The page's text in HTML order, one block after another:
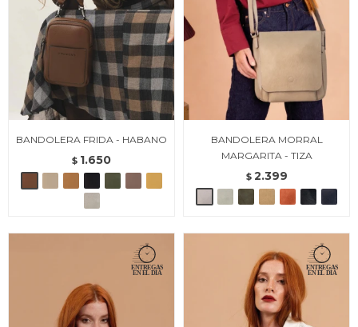
BANDOLERA FRIDA - HABANO
$ 1.650
BANDOLERA MORRAL
MARGARITA - TIZA
$ 2.399